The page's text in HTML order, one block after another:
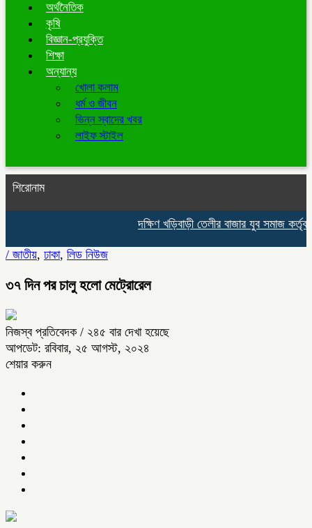
অর্থনৈতিক
কৃষি
বিজ্ঞান-প্রযুক্তি
শিক্ষা
অন্যান্য
খোলা কলাম
ধর্ম ও জীবন
ভিন্ন স্বাদের খবর
লাইফ স্টাইল
শিরোনাম
দক্ষিণ খড়িবাড়ী তেলীর বাজার যুব সমাজ
/ জাতীয়, ঢাকা, লিড নিউজ
৩৭ দিন পর চালু হলো মেট্রোরেল
নিজস্ব প্রতিবেদক / ২৪৫ বার দেখা হয়েছে
আপডেট: রবিবার, ২৫ আগস্ট, ২০২৪
শেয়ার করুন